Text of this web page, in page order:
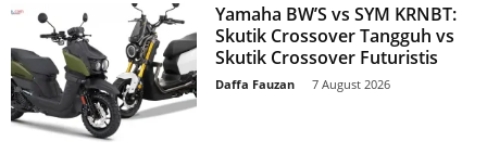
Yamaha BW’S vs SYM KRNBT:
Skutik Crossover Tangguh vs
Skutik Crossover Futuristis
Daffa Fauzan 7 August 2026